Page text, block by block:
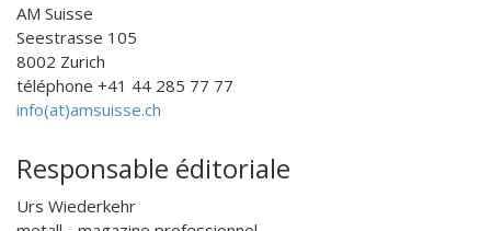
AM Suisse
Seestrasse 105
8002 Zurich
téléphone +41 44 285 77 77
info(at)amsuisse.ch
Responsable éditoriale
Urs Wiederkehr